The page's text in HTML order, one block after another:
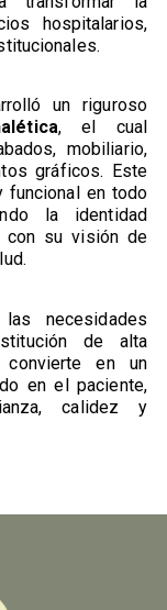
hospitalarios,
un riguroso
, el cual
mobiliario,
gráficos. Este
funcional en todo
la identidad
con su visión de
necesidades
de alta
en un
en el paciente,
calidez y